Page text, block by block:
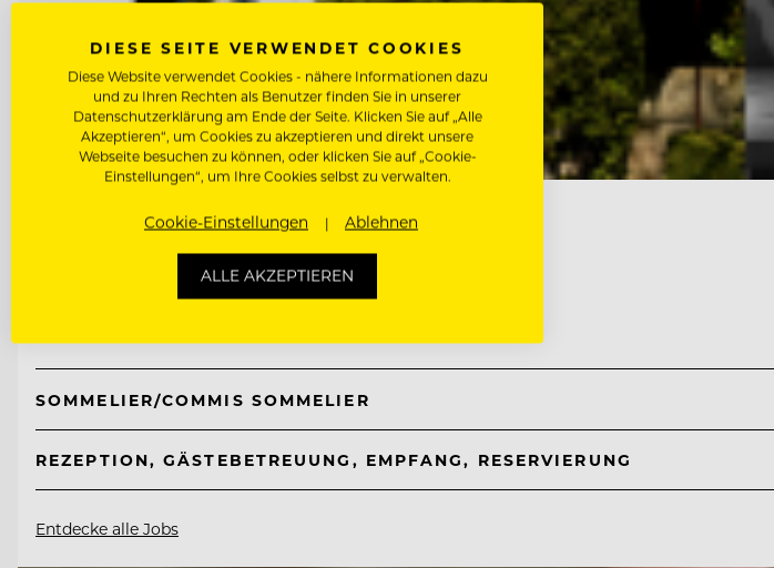
TOP ARBEITGEBER
Taubenkobel
SOMMELIER/COMMIS SOMMELIER
REZEPTION, GÄSTEBETREUUNG, EMPFANG, RESERVIERUNG
Entdecke alle Jobs
DIESE SEITE VERWENDET COOKIES
Diese Website verwendet Cookies - nähere Informationen dazu
und zu Ihren Rechten als Benutzer finden Sie in unserer
Datenschutzerklärung am Ende der Seite. Klicken Sie auf „Alle
Akzeptieren“, um Cookies zu akzeptieren und direkt unsere
Webseite besuchen zu können, oder klicken Sie auf „Cookie-
Einstellungen“, um Ihre Cookies selbst zu verwalten.
Cookie-Einstellungen Ablehnen
ALLE AKZEPTIEREN